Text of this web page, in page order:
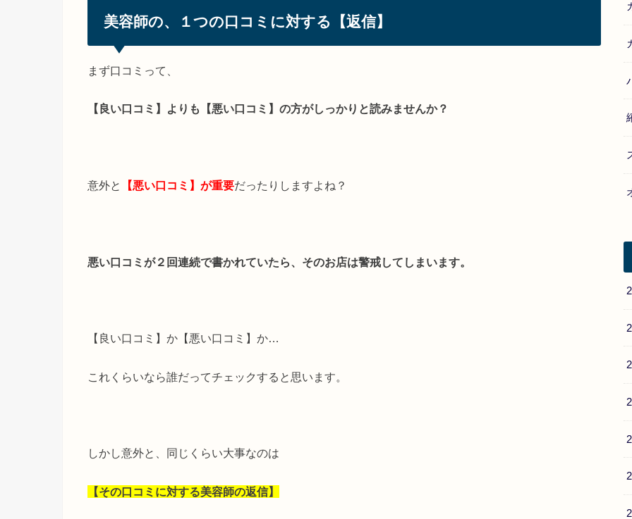
美容師の、１つの口コミに対する【返信】
まず口コミって、
【良い口コミ】よりも【悪い口コミ】の方がしっかりと読みませんか？
意外と 【悪い口コミ】が重要だったりしますよね？
悪い口コミが２回連続で書かれていたら、そのお店は警戒してしまいます。
【良い口コミ】か【悪い口コミ】か…
これくらいなら誰だってチェックすると思います。
しかし意外と、同じくらい大事なのは
【その口コミに対する美容師の返信】